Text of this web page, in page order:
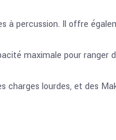
à percussion. Il offre
maximale pour ranger
lourdes, et des